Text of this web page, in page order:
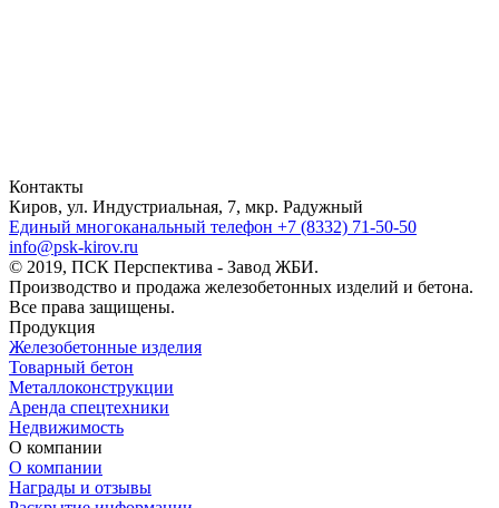
Контакты
Киров, ул. Индустриальная, 7, мкр. Радужный
Единый многоканальный телефон +7 (8332) 71-50-50
info@psk-kirov.ru
© 2019, ПСК Перспектива - Завод ЖБИ.
Производство и продажа железобетонных изделий и бетона.
Все права защищены.
Продукция
Железобетонные изделия
Товарный бетон
Металлоконструкции
Аренда спецтехники
Недвижимость
О компании
О компании
Награды и отзывы